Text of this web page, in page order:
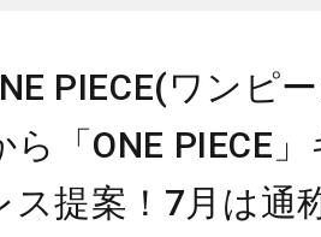
PIECE(ワンピ
「ONE PIECE
提案！7⽉は通